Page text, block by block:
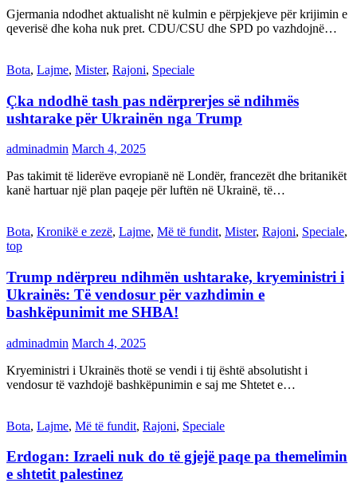
Gjermania ndodhet aktualisht në kulmin e përpjekjeve për krijimin e
qeverisë dhe koha nuk pret. CDU/CSU dhe SPD po vazhdojnë…
Bota, Lajme, Mister, Rajoni, Speciale
Çka ndodhë tash pas ndërprerjes së ndihmës
ushtarake për Ukrainën nga Trump
adminadmin March 4, 2025
Pas takimit të liderëve evropianë në Londër, francezët dhe britanikët
kanë hartuar një plan paqeje për luftën në Ukrainë, të…
Bota, Kronikë e zezë, Lajme, Më të fundit, Mister, Rajoni, Speciale,
top
Trump ndërpreu ndihmën ushtarake, kryeministri i
Ukrainës: Të vendosur për vazhdimin e
bashkëpunimit me SHBA!
adminadmin March 4, 2025
Kryeministri i Ukrainës thotë se vendi i tij është absolutisht i
vendosur të vazhdojë bashkëpunimin e saj me Shtetet e…
Bota, Lajme, Më të fundit, Rajoni, Speciale
Erdogan: Izraeli nuk do të gjejë paqe pa themelimin
e shtetit palestinez